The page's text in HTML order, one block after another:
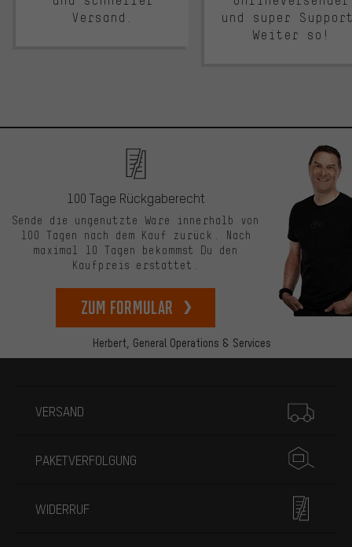
Versand.
und super
Weiter so!
Herbert, General Operations & Services
100 Tage Rückgaberecht
Sende die ungenutzte Ware innerhalb von
100 Tagen nach dem Kauf zurück. Nach
maximal 10 Tagen bekommst Du den
Kaufpreis erstattet.
zum Formular
VERSAND
PAKETVERFOLGUNG
WIDERRUF